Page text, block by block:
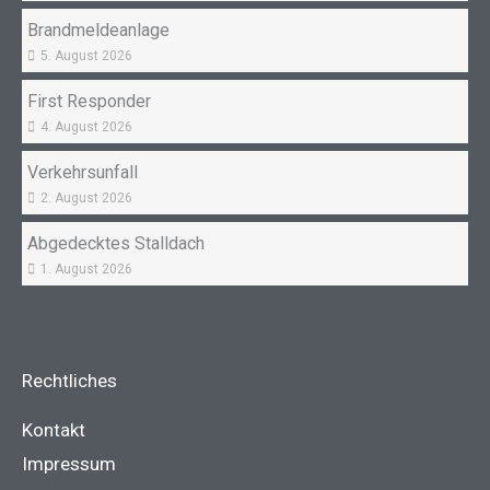
Brandmeldeanlage
5. August 2026
First Responder
4. August 2026
Verkehrsunfall
2. August 2026
Abgedecktes Stalldach
1. August 2026
Rechtliches
Kontakt
Impressum